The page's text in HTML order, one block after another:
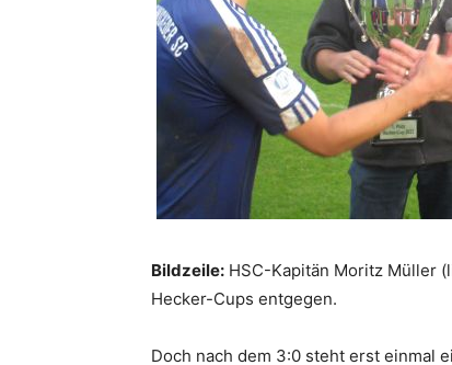
Bildzeile: HSC-Kapitän Moritz Müller
Hecker-Cups entgegen.
Doch nach dem 3:0 steht erst einmal